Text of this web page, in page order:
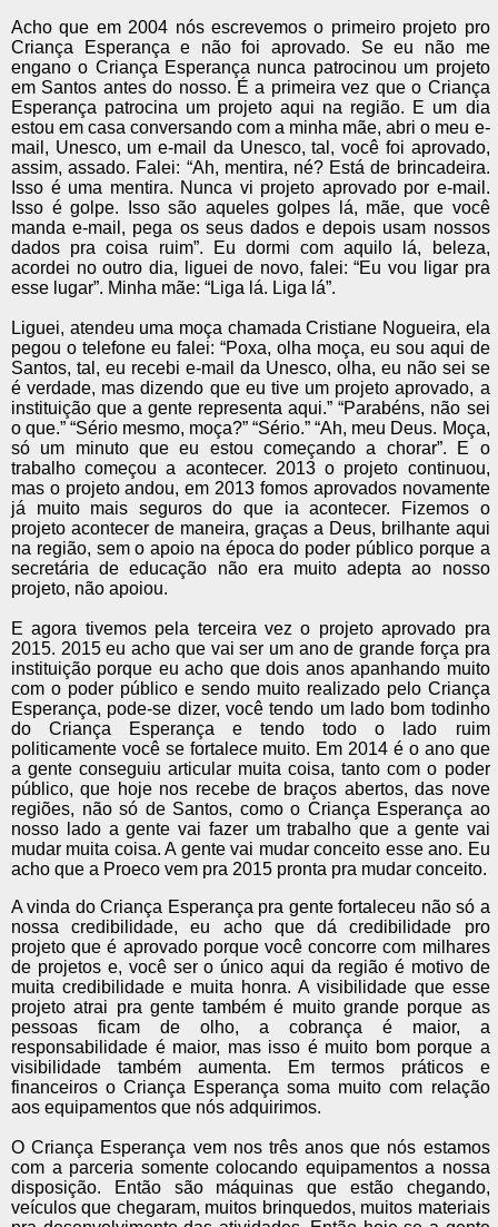
Acho que em 2004 nós escrevemos o primeiro projeto pro
Criança Esperança e não foi aprovado. Se eu não me
engano o Criança Esperança nunca patrocinou um projeto
em Santos antes do nosso. É a primeira vez que o Criança
Esperança patrocina um projeto aqui na região. E um dia
estou em casa conversando com a minha mãe, abri o meu e-
mail, Unesco, um e-mail da Unesco, tal, você foi aprovado,
assim, assado. Falei: “Ah, mentira, né? Está de brincadeira.
Isso é uma mentira. Nunca vi projeto aprovado por e-mail.
Isso é golpe. Isso são aqueles golpes lá, mãe, que você
manda e-mail, pega os seus dados e depois usam nossos
dados pra coisa ruim”. Eu dormi com aquilo lá, beleza,
acordei no outro dia, liguei de novo, falei: “Eu vou ligar pra
esse lugar”. Minha mãe: “Liga lá. Liga lá”.
Liguei, atendeu uma moça chamada Cristiane Nogueira, ela
pegou o telefone eu falei: “Poxa, olha moça, eu sou aqui de
Santos, tal, eu recebi e-mail da Unesco, olha, eu não sei se
é verdade, mas dizendo que eu tive um projeto aprovado, a
instituição que a gente representa aqui.” “Parabéns, não sei
o que.” “Sério mesmo, moça?” “Sério.” “Ah, meu Deus. Moça,
só um minuto que eu estou começando a chorar”. E o
trabalho começou a acontecer. 2013 o projeto continuou,
mas o projeto andou, em 2013 fomos aprovados novamente
já muito mais seguros do que ia acontecer. Fizemos o
projeto acontecer de maneira, graças a Deus, brilhante aqui
na região, sem o apoio na época do poder público porque a
secretária de educação não era muito adepta ao nosso
projeto, não apoiou.
E agora tivemos pela terceira vez o projeto aprovado pra
2015. 2015 eu acho que vai ser um ano de grande força pra
instituição porque eu acho que dois anos apanhando muito
com o poder público e sendo muito realizado pelo Criança
Esperança, pode-se dizer, você tendo um lado bom todinho
do Criança Esperança e tendo todo o lado ruim
politicamente você se fortalece muito. Em 2014 é o ano que
a gente conseguiu articular muita coisa, tanto com o poder
público, que hoje nos recebe de braços abertos, das nove
regiões, não só de Santos, como o Criança Esperança ao
nosso lado a gente vai fazer um trabalho que a gente vai
mudar muita coisa. A gente vai mudar conceito esse ano. Eu
acho que a Proeco vem pra 2015 pronta pra mudar conceito.
A vinda do Criança Esperança pra gente fortaleceu não só a
nossa credibilidade, eu acho que dá credibilidade pro
projeto que é aprovado porque você concorre com milhares
de projetos e, você ser o único aqui da região é motivo de
muita credibilidade e muita honra. A visibilidade que esse
projeto atrai pra gente também é muito grande porque as
pessoas ficam de olho, a cobrança é maior, a
responsabilidade é maior, mas isso é muito bom porque a
visibilidade também aumenta. Em termos práticos e
financeiros o Criança Esperança soma muito com relação
aos equipamentos que nós adquirimos.
O Criança Esperança vem nos três anos que nós estamos
com a parceria somente colocando equipamentos a nossa
disposição. Então são máquinas que estão chegando,
veículos que chegaram, muitos brinquedos, muitos materiais